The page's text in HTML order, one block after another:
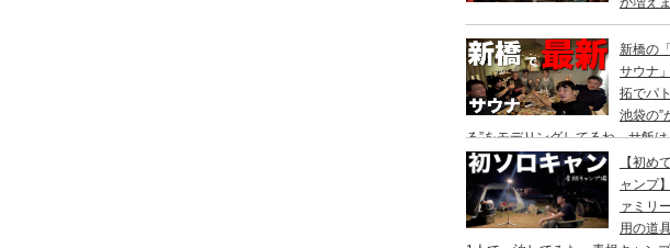
新橋の
サウナ
拓でパ
池袋の”
る”をモデリングしてるね。サ飯
にて。
【初め
ャンプ
ァミリ
用の道